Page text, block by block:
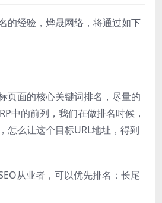
的经验，烨晟网络，将通过如下
页面的核心关键词排名，尽量的
中的前列，我们在做排名时候，
怎么让这个目标URL地址，得到
从业者，可以优先排名：长尾